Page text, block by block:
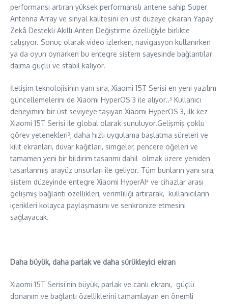
performansı artıran yüksek performanslı antene sahip Super
Antenna Array ve sinyal kalitesini en üst düzeye çıkaran Yapay
Zekâ Destekli Akıllı Anten Değiştirme özelliğiyle birlikte
çalışıyor. Sonuç olarak video izlerken, navigasyon kullanırken
ya da oyun oynarken bu entegre sistem sayesinde bağlantılar
daima güçlü ve stabil kalıyor.
İletişim teknolojisinin yanı sıra, Xiaomi 15T Serisi en yeni yazılım
güncellemelerini de Xiaomi HyperOS 3 ile alıyor..³ Kullanıcı
deneyimini bir üst seviyeye taşıyan Xiaomi HyperOS 3, ilk kez
Xiaomi 15T Serisi ile global olarak sunuluyor.Gelişmiş çoklu
görev yetenekleri³, daha hızlı uygulama başlatma süreleri ve
kilit ekranları, duvar kağıtları, simgeler, pencere öğeleri ve
tamamen yeni bir bildirim tasarımı dahil olmak üzere yeniden
tasarlanmış arayüz unsurları ile geliyor. Tüm bunların yanı sıra,
sistem düzeyinde entegre Xiaomi HyperAI⁴ ve cihazlar arası
gelişmiş bağlantı özellikleri, verimliliği artırarak, kullanıcıların
içerikleri kolayca paylaşmasını ve senkronize etmesini
sağlayacak.
Daha büyük, daha parlak ve daha sürükleyici ekran
Xiaomi 15T Serisi’nin büyük, parlak ve canlı ekranı, güçlü
donanım ve bağlantı özelliklerini tamamlayan en önemli